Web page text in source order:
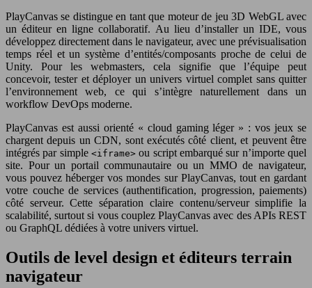
PlayCanvas se distingue en tant que moteur de jeu 3D WebGL avec
un éditeur en ligne collaboratif. Au lieu d’installer un IDE, vous
développez directement dans le navigateur, avec une prévisualisation
temps réel et un système d’entités/composants proche de celui de
Unity. Pour les webmasters, cela signifie que l’équipe peut
concevoir, tester et déployer un univers virtuel complet sans quitter
l’environnement web, ce qui s’intègre naturellement dans un
workflow DevOps moderne.
PlayCanvas est aussi orienté « cloud gaming léger » : vos jeux se
chargent depuis un CDN, sont exécutés côté client, et peuvent être
intégrés par simple <iframe> ou script embarqué sur n’importe quel
site. Pour un portail communautaire ou un MMO de navigateur,
vous pouvez héberger vos mondes sur PlayCanvas, tout en gardant
votre couche de services (authentification, progression, paiements)
côté serveur. Cette séparation claire contenu/serveur simplifie la
scalabilité, surtout si vous couplez PlayCanvas avec des APIs REST
ou GraphQL dédiées à votre univers virtuel.
Outils de level design et éditeurs terrain
navigateur